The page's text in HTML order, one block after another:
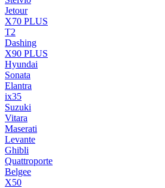
Jetour
X70 PLUS
T2
Dashing
X90 PLUS
Hyundai
Sonata
Elantra
ix35
Suzuki
Vitara
Maserati
Levante
Ghibli
Quattroporte
Belgee
X50